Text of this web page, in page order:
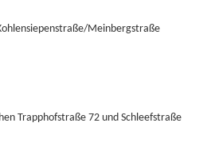
Meinbergstraße
Trapphofstraße 72 und Schleefstraße